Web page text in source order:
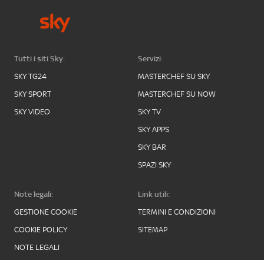
Tutti i siti Sky:
SKY TG24
SKY SPORT
SKY VIDEO
Servizi:
MASTERCHEF SU SKY
MASTERCHEF SU NOW
SKY TV
SKY APPS
SKY BAR
SPAZI SKY
Note legali:
GESTIONE COOKIE
COOKIE POLICY
NOTE LEGALI
Link utili:
TERMINI E CONDIZIONI
SITEMAP